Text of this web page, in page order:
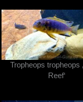
Tropheops tropheops
Reef‘